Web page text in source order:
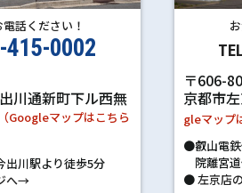
話ください！
415-0002
川通新町下ル西無
（Googleマップはこちら
川駅より徒歩5分
へ→
〒606-
京都市
gleマップ
●叡山電鉄
院離宮
●左京店